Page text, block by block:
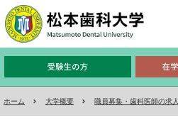
ホーム 大学概要 職員募集・歯科医師の求人